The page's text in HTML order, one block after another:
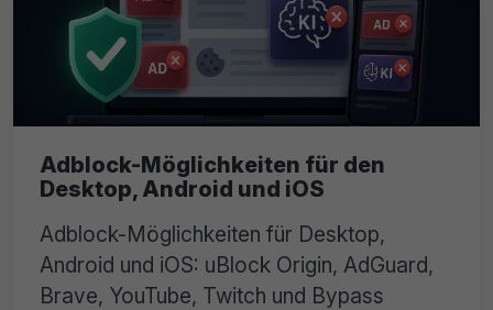
Adblock-Möglichkeiten für den
Desktop, Android und iOS
Adblock-Möglichkeiten für Desktop,
Android und iOS: uBlock Origin, AdGuard,
Brave, YouTube, Twitch und Bypass